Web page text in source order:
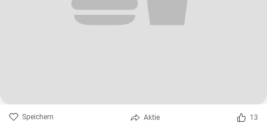
Speichern Aktie 13